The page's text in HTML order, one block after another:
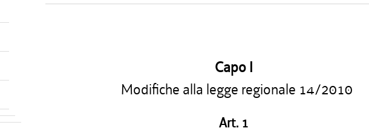
Capo I
Modifiche alla legge regionale 14/2010
Art. 1